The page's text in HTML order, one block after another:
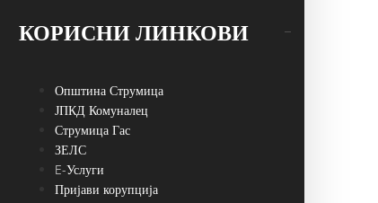
КОРИСНИ ЛИНКОВИ
Општина Струмица
ЈПКД Комуналец
Струмица Гас
ЗЕЛС
E-Услуги
Пријави корупција